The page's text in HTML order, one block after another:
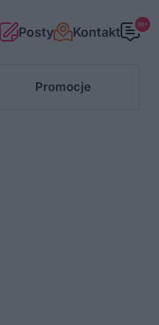
Posty Kontakt 99+
Promocje